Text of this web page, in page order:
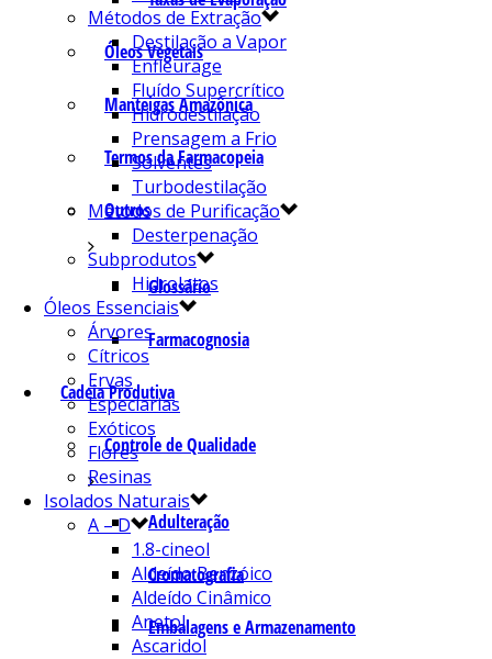
Óleos Vegetais
Manteigas Amazônica
Termos da Farmacopeia
Outros
Glossário
Farmacognosia
Cadeia Produtiva
Controle de Qualidade
Adulteração
Cromatografia
Embalagens e Armazenamento
Métodos de Extração
Destilação a Vapor
Enfleurage
Fluído Supercrítico
Hidrodestilação
Prensagem a Frio
Solventes
Turbodestilação
Métodos de Purificação
Desterpenação
Subprodutos
Hidrolatos
Óleos Essenciais
Árvores
Cítricos
Ervas
Especiarias
Exóticos
Flores
Resinas
Isolados Naturais
A – D
1.8-cineol
Aldeído Benzóico
Aldeído Cinâmico
Anetol
Ascaridol